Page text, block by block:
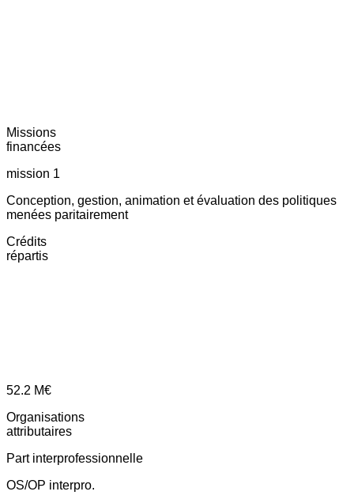
Missions
financées
mission 1
Conception, gestion, animation et évaluation des politiques
menées paritairement
Crédits
répartis
52.2 M€
Organisations
attributaires
Part interprofessionnelle
OS/OP interpro.